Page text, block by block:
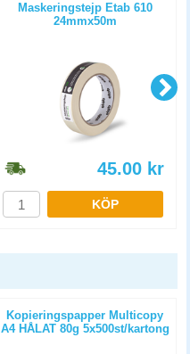
Maskeringstejp Etab 610
24mmx50m
45.00 kr
KÖP
Kopieringspapper Multicopy
A4 HÅLAT 80g 5x500st/kartong